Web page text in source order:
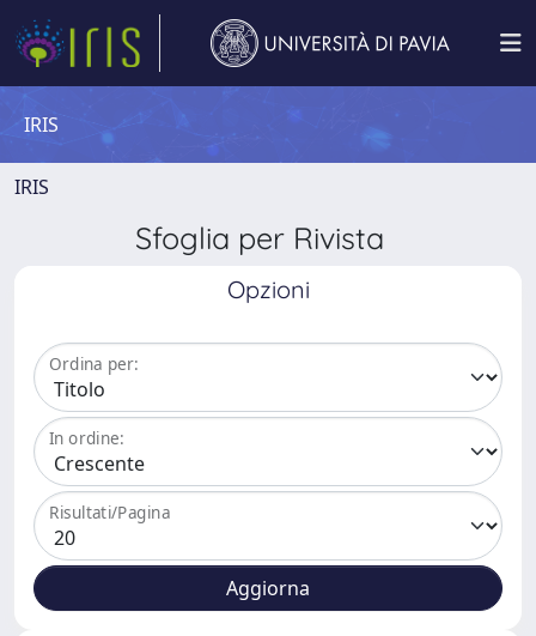
IRIS
IRIS
Sfoglia per Rivista
Opzioni
Ordina per:
In ordine:
Risultati/Pagina